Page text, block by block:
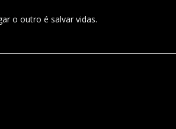
o outro é salvar vidas.